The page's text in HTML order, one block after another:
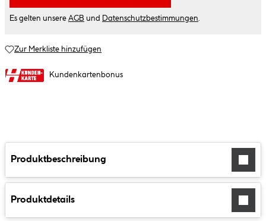
Es gelten unsere AGB und Datenschutzbestimmungen
Zur Merkliste hinzufügen
Kundenkartenbonus
Produktbeschreibung
Produktdetails